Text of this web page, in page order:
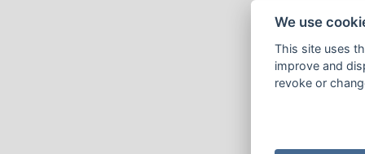
We use
This site uses
improve and
revoke or